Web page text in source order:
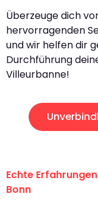
Überzeuge dich
hervorragenden
und wir helfen dir
Durchführung
Villeurbanne!
Echte
Bonn